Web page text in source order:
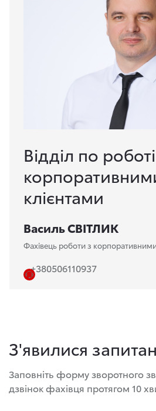
Відділ по
клієнтами
Василь СВІТЛИК
Фахівець роботи з
+380506110937
З'явилися
Заповніть форму зворотного
дзвінок фахівця протягом 10